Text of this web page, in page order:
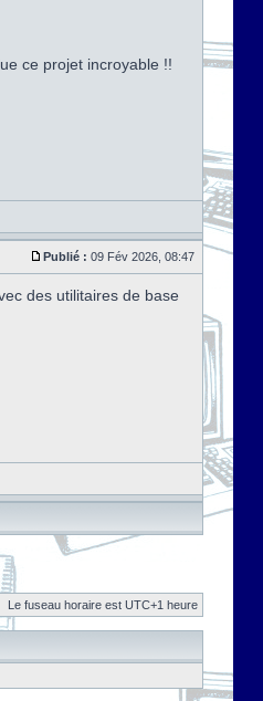
ce projet incroyable !!
Publié : 09 Fév 2026, 08:47
des utilitaires de base
Le fuseau horaire est UTC+1 heure